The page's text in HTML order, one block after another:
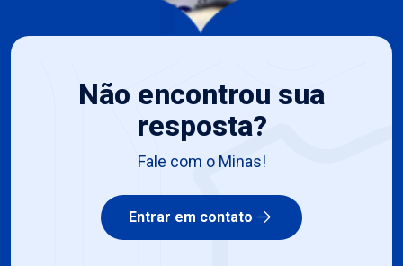
Não encontrou sua
resposta?
Fale com o Minas!
Entrar em contato